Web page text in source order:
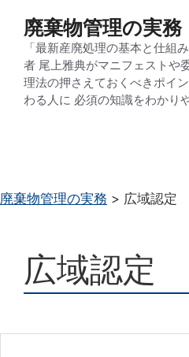
ッ
廃棄物管理の実務
「最新産廃処理の基本と仕組
者 尾上雅典がマニフェストや
理法の押さえておくべきポイ
わる人に 必須の知識をわかり
廃棄物管理の実務 > 広域認定
広域認定